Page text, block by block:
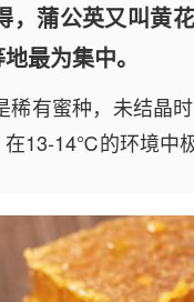
蒲公英又叫黄
最为集中。
有蜜种，未结晶
13-14℃的环境中